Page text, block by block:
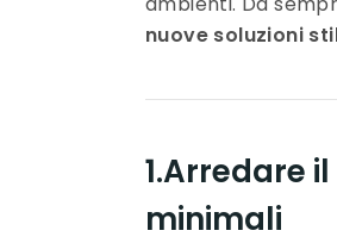
nuove soluzioni
1.Arredare
minimali